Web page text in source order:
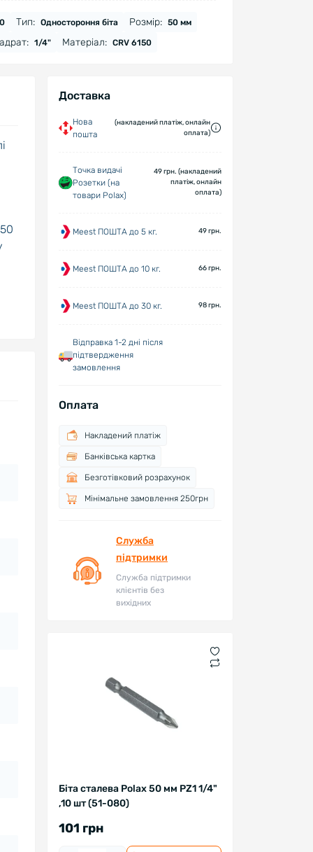
Тип: Одностороння біта Розмір: 50 мм
1/4" Матеріал: CRV 6150
Доставка
Нова
пошта
(накладений платіж, онлайн
оплата)
Точка видачі
Розетки (на
товари Polax)
49 грн. (накладений
платіж, онлайн
оплата)
Meest ПОШТА до 5 кг. 49 грн.
Meest ПОШТА до 10 кг. 66 грн.
Meest ПОШТА до 30 кг. 98 грн.
Відправка 1-2 дні після
підтвердження
замовлення
Оплата
Накладений платіж
Банківська картка
Безготівковий розрахунок
Мінімальне замовлення 250грн
Служба
підтримки
Служба підтримки
клієнтів без
вихідних
Біта сталева Polax 50 мм PZ1 1/4"
,10 шт (51-080)
101 грн